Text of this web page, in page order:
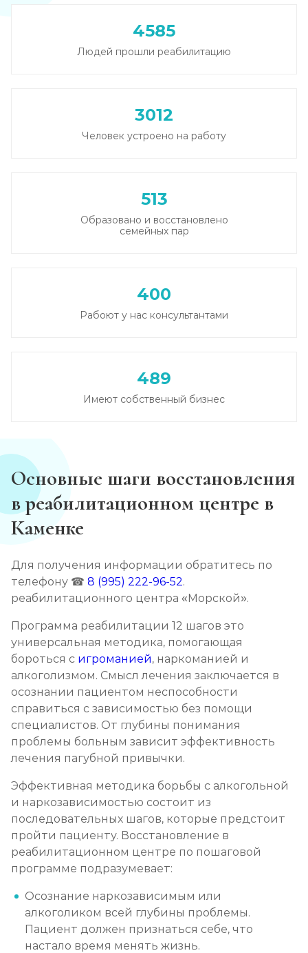
Лечение зависимости от солей
Лечение зависимости от амфетамина
Лечение зависимости от гашиша
от 5 000 ₽/сутки
Лечение зависимости от феназепама
от 6 000 ₽/сутки Записаться
от 6 000 ₽/сутки
от 12 000 ₽ Записаться
Кодирование Селинкро
Записаться
Реабилитация наркозависимых (месяц)
от 30 000 ₽
Реабилитация наркозависимых подростков
от 35 000 ₽/мес Записаться
Программа 12 шагов
Ресоциализация наркоманов
от 1 000 ₽/сеанс
4585
Людей прошли реабилитацию
3012
Человек устроено на работу
513
Образовано и восстановлено
семейных пар
400
Рабоют у нас консультантами
489
Имеют собственный бизнес
Основные шаги восстановления
в реабилитационном центре в
Каменке
Для получения информации обратитесь по
телефону ☎ 8 (995) 222-96-52.
реабилитационного центра «Морской».
Программа реабилитации 12 шагов это
универсальная методика, помогающая
бороться с игроманией, наркоманией и
алкоголизмом. Смысл лечения заключается в
осознании пациентом неспособности
справиться с зависимостью без помощи
специалистов. От глубины понимания
проблемы больным зависит эффективность
лечения пагубной привычки.
Эффективная методика борьбы с алкогольной
и наркозависимостью состоит из
последовательных шагов, которые предстоит
пройти пациенту. Восстановление в
реабилитационном центре по пошаговой
программе подразумевает:
Осознание наркозависимым или
алкоголиком всей глубины проблемы.
Пациент должен признаться себе, что
настало время менять жизнь.